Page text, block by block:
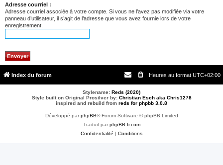
Adresse courriel :
Adresse courriel associée à votre compte. Si vous ne l’avez pas modifiée via votre
panneau d’utilisateur, il s’agit de l’adresse que vous avez fournie lors de votre
enregistrement.
Index du forum Heures au format UTC+02:00
Stylename: Reds (2020)
Style built on Original Prosilver by: Christian Esch aka Chris1278
inspired and rebuild from reds for phpbb 3.0.8
Développé parphpBB® Forum Software © phpBB Limited
Traduit parphpBB-fr.com
Confidentialité | Conditions